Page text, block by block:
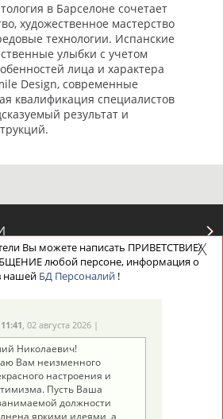
в Барселоне сочетает
художественное мастерство
технологии. Испанские
улыбки с учетом
лица и характера
Design, современные
квалификация специалистов
результат и
НАШИ КНОПКИ
деятельности
996
Вы можете написать ПРИВЕТСТВИЕ/
любой персоне, информация о
нашей БД Персоналий!
11:41, 02 августа 2026 |
Николаевич!
Вам неизменного
настроения и
Пусть Ваша
должности
яркими идеями, а